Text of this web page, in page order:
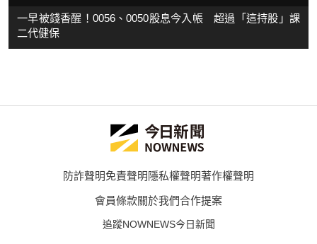
一早被錢香醒！0056、0050股息今入帳 超過「這持股」課
二代健保
防詐聲明免責聲明隱私權聲明著作權聲明
會員條款關於我們合作提案
追蹤NOWNEWS今日新聞